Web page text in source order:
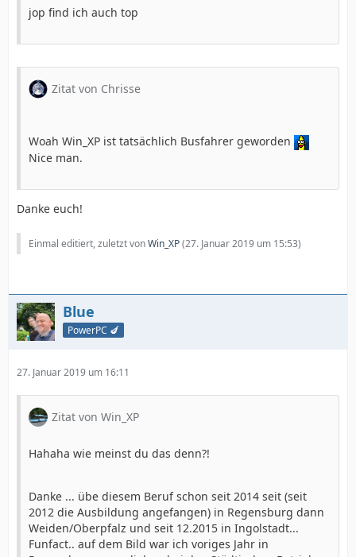
jop find ich auch top
Zitat von Chrisse
Woah Win_XP ist tatsächlich Busfahrer geworden
Nice man.
Danke euch!
Einmal editiert, zuletzt vonWin_XP(27. Januar 2019 um 15:53)
Blue
PowerPC 🍆
27. Januar 2019 um 16:11
Zitat von Win_XP
Hahaha wie meinst du das denn?!
Danke ... übe diesem Beruf schon seit 2014 seit (seit
2012 die Ausbildung angefangen) in Regensburg dann
Weiden/Oberpfalz und seit 12.2015 in Ingolstadt...
Funfact.. auf dem Bild war ich voriges Jahr in